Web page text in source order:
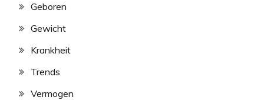
Geboren
Gewicht
Krankheit
Trends
Vermogen